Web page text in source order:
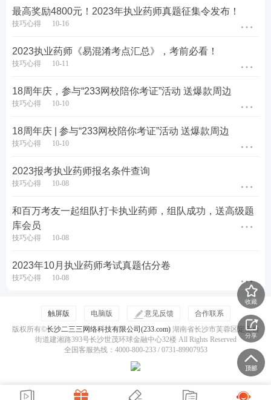
第一步：进入中国人事考试网，找到【准考证打印】
入口，点击进入
点击进入>>执业药师准考证打印入口（中国人事考试
第二步：进入准考证打印界面，选择“执业药师资格考
第三步：选择【执业药师】考试选项之后，会出现
【温馨提示】，点击确定
第四步：进入页面，按要求填写信息：选择报名省
第五步：打印准考证(使用A4纸打印，黑白、彩色均
可，保证字迹、照片清晰)。
①考生照片;
最高奖励4800元！2023年执业药师真题征集令发布！
技巧心得 10-16
2023执业药师《易混淆考点汇总》，考前必看！
技巧心得 10-11
18周年庆，参与“233网校陪你考证”活动 送爆款周边
技巧心得 10-10
18周年庆 | 参与“233网校陪你考证”活动 送爆款周边
技巧心得 10-10
2023报考执业药师报名条件查询
技巧心得 10-08
和百万考友一起组队打卡执业药师，组队成功，送高级题
库会员
技巧心得 10-08
2023年10月执业药师考试真题估分卷
技巧心得 10-08
收藏
分享
触屏版 电脑版 意见反馈
合作联系
版权所有©长沙二三三网络科技有限公司(233.com)湖南省长沙市芙蓉区定王台
街道建湘路393号长沙世茂环球金融中心32楼 All Rights Reserved
全国客服热线：4000-800-233 / 0731-89907953